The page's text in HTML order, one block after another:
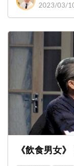
2023/03/
《飲食男女